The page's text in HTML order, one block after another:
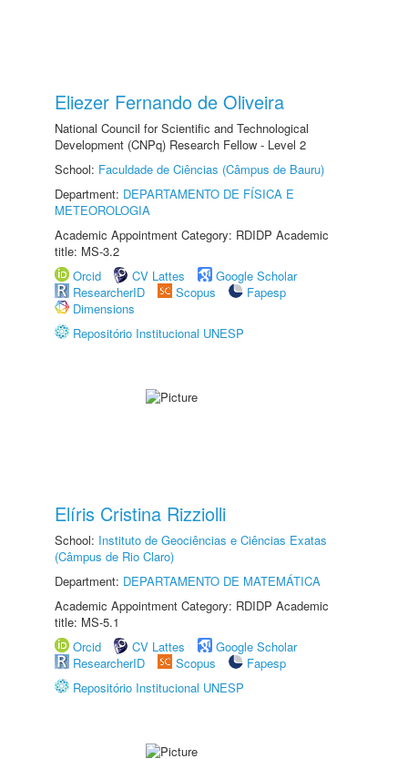
Eliezer Fernando de Oliveira
National Council for Scientific and Technological
Development (CNPq) Research Fellow - Level 2
School: Faculdade de Ciências (Câmpus de Bauru)
Department: DEPARTAMENTO DE FÍSICA E
METEOROLOGIA
Academic Appointment Category: RDIDP Academic
title: MS-3.2
Orcid
CV Lattes
Google Scholar
ResearcherID
Scopus
Fapesp
Dimensions
Repositório Institucional UNESP
Elíris Cristina Rizziolli
School: Instituto de Geociências e Ciências Exatas
(Câmpus de Rio Claro)
Department: DEPARTAMENTO DE MATEMÁTICA
Academic Appointment Category: RDIDP Academic
title: MS-5.1
Orcid
CV Lattes
Google Scholar
ResearcherID
Scopus
Fapesp
Repositório Institucional UNESP